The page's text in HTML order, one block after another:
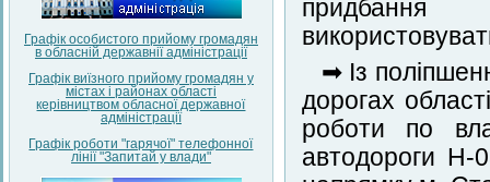
Графік особистого прийому громадян
в обласній державнії адміністрації
Графік виїзного прийому громадян у
містах і районах області
керівництвом обласної державної
адміністрації
Графік роботи "гарячої" телефонної
лінії "Запитай у влади"
придбання
➡ Із
дорогах
роботи по
автодороги Н-